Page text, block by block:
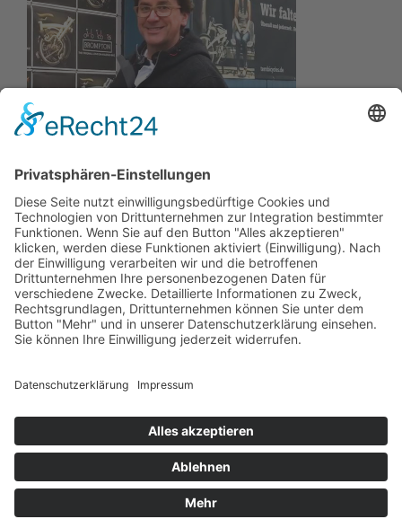
Wir wollen Ihr persönlicher Online Camping Spezialist
sein, der sich auf die Fahne geschrieben hat, der
zuverlässigste und preiswerteste Anbieter zu sein.
Wir sind ständig im Wachstum und wissen Ihr
Vertrauen zu schätzen.
Kay-Lucas Kaniewski
YouTubeFacebook